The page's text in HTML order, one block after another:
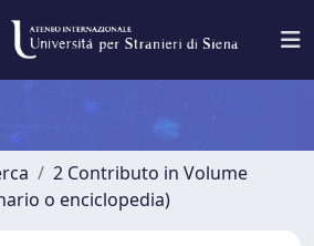
2 Contributo in Volume
o enciclopedia)